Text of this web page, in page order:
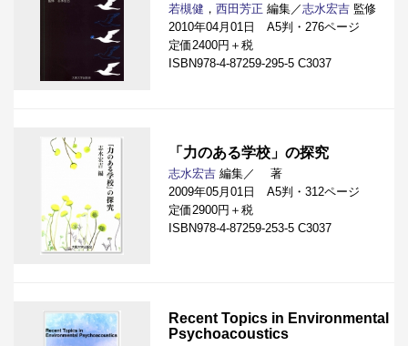
若槻健 ， 西田芳正 編集／志水宏吉 監修
2010年04月01日 A5判・276ページ
定価2400円＋税
ISBN978-4-87259-295-5 C3037
「力のある学校」の探究
志水宏吉 編集／
著
2009年05月01日 A5判・312ページ
定価2900円＋税
ISBN978-4-87259-253-5 C3037
Recent Topics in Environmental
Psychoacoustics